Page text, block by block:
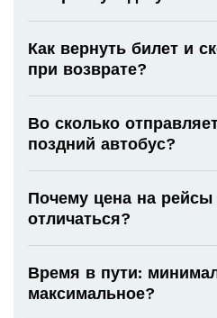
Как вернуть билет и
при возврате?
Во сколько
поздний автобус?
Почему цена на
отличаться?
Время в пути:
максимальное?